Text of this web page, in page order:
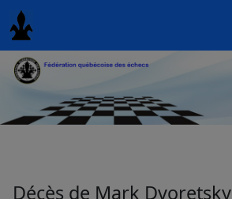
Décès de Mark Dvoretsky